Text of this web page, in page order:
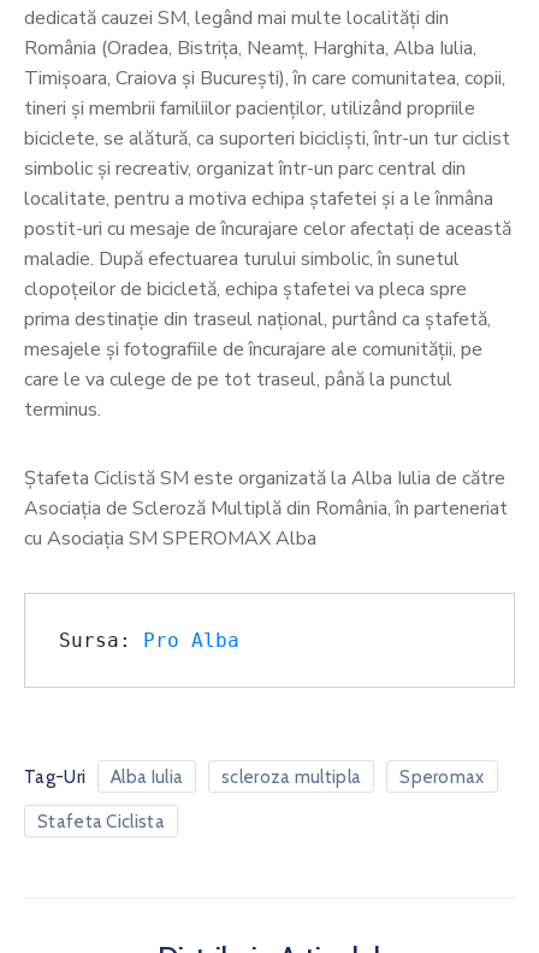
dedicată cauzei SM, legând mai multe localități din
România (Oradea, Bistrița, Neamț, Harghita, Alba Iulia,
Timișoara, Craiova și București), în care comunitatea, copii,
tineri și membrii familiilor pacienților, utilizând propriile
biciclete, se alătură, ca suporteri bicicliști, într-un tur ciclist
simbolic și recreativ, organizat într-un parc central din
localitate, pentru a motiva echipa ștafetei și a le înmâna
postit-uri cu mesaje de încurajare celor afectați de această
maladie. După efectuarea turului simbolic, în sunetul
clopoțeilor de bicicletă, echipa ștafetei va pleca spre
prima destinație din traseul național, purtând ca ștafetă,
mesajele și fotografiile de încurajare ale comunității, pe
care le va culege de pe tot traseul, până la punctul
terminus.
Ștafeta Ciclistă SM este organizată la Alba Iulia de către
Asociația de Scleroză Multiplă din România, în parteneriat
cu Asociația SM SPEROMAX Alba
Sursa: Pro Alba
Tag-Uri Alba Iulia scleroza multipla Speromax
Stafeta Ciclista